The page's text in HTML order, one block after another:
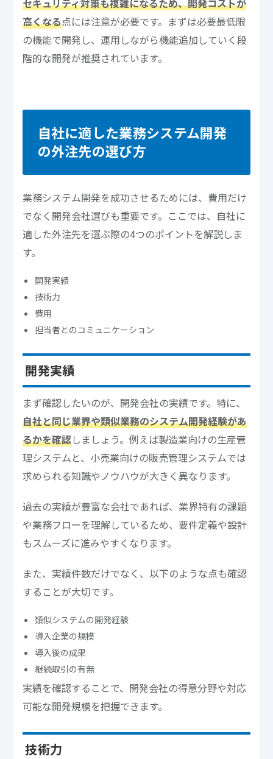
セキュリティ対策も複雑になるため、開発コストが
高くなる点には注意が必要です。まずは必要最低限
の機能で開発し、運用しながら機能追加していく段
階的な開発が推奨されています。
自社に適した業務システム開発
の外注先の選び方
業務システム開発を成功させるためには、費用だけ
でなく開発会社選びも重要です。ここでは、自社に
適した外注先を選ぶ際の4つのポイントを解説しま
す。
開発実績
技術力
費用
担当者とのコミュニケーション
開発実績
まず確認したいのが、開発会社の実績です。特に、
自社と同じ業界や類似業務のシステム開発経験があ
るかを確認しましょう。例えば製造業向けの生産管
理システムと、小売業向けの販売管理システムでは
求められる知識やノウハウが大きく異なります。
過去の実績が豊富な会社であれば、業界特有の課題
や業務フローを理解しているため、要件定義や設計
もスムーズに進みやすくなります。
また、実績件数だけでなく、以下のような点も確認
することが大切です。
類似システムの開発経験
導入企業の規模
導入後の成果
継続取引の有無
実績を確認することで、開発会社の得意分野や対応
可能な開発規模を把握できます。
技術力